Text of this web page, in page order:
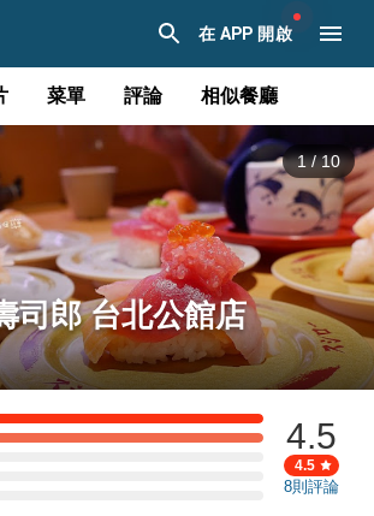
在 APP 開啟
菜單 評論 相似餐廳
1/10
司郎 台北公館店
4.5
4.5
8則評論